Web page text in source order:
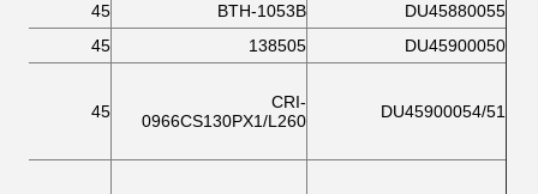
DU45880055
BTH-1053B
45
DU45900050
138505
45
DU45900054/51
CRI-
0966CS130PX1/L260
45